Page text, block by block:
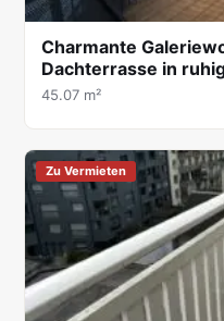
Charmante
Dachterrasse in
45.07 m²
Zu Vermieten